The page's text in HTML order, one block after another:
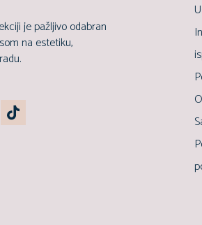
je pažljivo odabran
na estetiku,